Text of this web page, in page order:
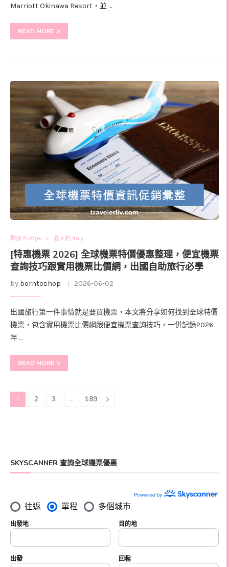
Marriott Okinawa Resort，並 …
READ MORE
歐洲 Europe 義大利 Italy
[特惠機票 2026] 全球機票特價優惠整理，便宜機票
查詢技巧跟實用機票比價網，出國自助旅行必學
by borntoshop 2026-06-02
出國旅行第一件事情就是要買機票，本文將分享如何找到全球特價
機票，包含實用機票比價網跟便宜機票查詢技巧，一併記錄2026
年 …
READ MORE
1 2 3 ... 189
SKYSCANNER 查詢全球機票優惠